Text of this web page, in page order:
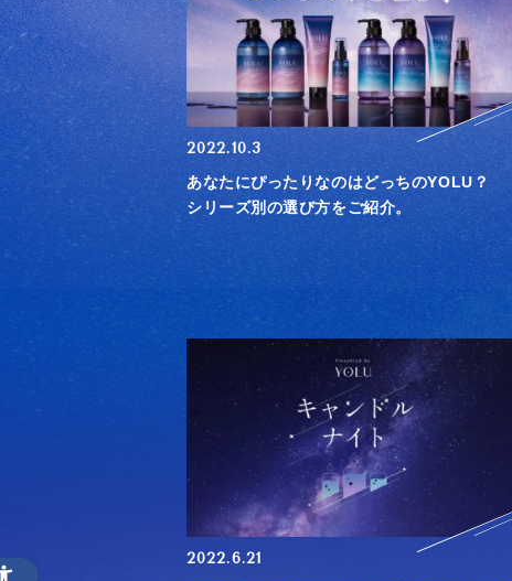
2022.10.3
あなたにぴったりなのはどっちのYOLU？
シリーズ別の選び方をご紹介。
2022.6.21